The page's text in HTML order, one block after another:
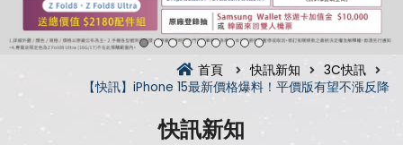
首頁 快訊新知
3C快訊
【快訊】iPhone 15最新價格爆料！平價版有望不漲反降
快訊新知